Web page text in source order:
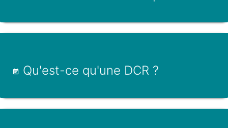
Qu'est-ce qu'une DCR ?